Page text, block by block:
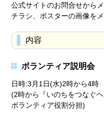
公式サイトのお問合せから
チラシ、ポスターの画像を
内容
ボランティア説明会
日時:3月1日(水)2時から4時
(2時から『いのちをつなぐ
ボランティア役割分担)